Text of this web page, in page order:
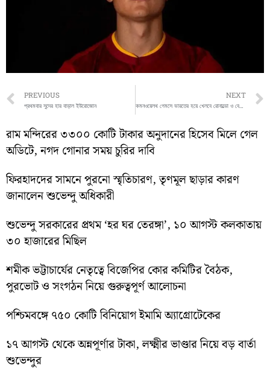
Prev
PREVIOUS
প্রথমবার সুদের হার বাড়াল ইউরোজোন
NEXT
কমনওয়েলথ গেমসে ভারতের হয়ে খেলবে রোনাল্ডো ও বেকহ্যাম
রাম মন্দিরের ৩৩০০ কোটি টাকার অনুদানের হিসেব মিলে গেল
অডিটে, নগদ গোনার সময় চুরির দাবি
ফিরহাদদের সামনে পুরনো স্মৃতিচারণ, তৃণমূল ছাড়ার কারণ
জানালেন শুভেন্দু অধিকারী
শুভেন্দু সরকারের প্রথম ‘হর ঘর তেরঙ্গা’, ১০ আগস্ট কলকাতায়
৩০ হাজারের মিছিল
শমীক ভট্টাচার্যের নেতৃত্বে বিজেপির কোর কমিটির বৈঠক,
পুরভোট ও সংগঠন নিয়ে গুরুত্বপূর্ণ আলোচনা
পশ্চিমবঙ্গে ৭৫০ কোটি বিনিয়োগ ইমামি অ্যাগ্রোটেকের
১৭ আগস্ট থেকে অন্নপূর্ণার টাকা, লক্ষ্মীর ভাণ্ডার নিয়ে বড় বার্তা
শুভেন্দুর